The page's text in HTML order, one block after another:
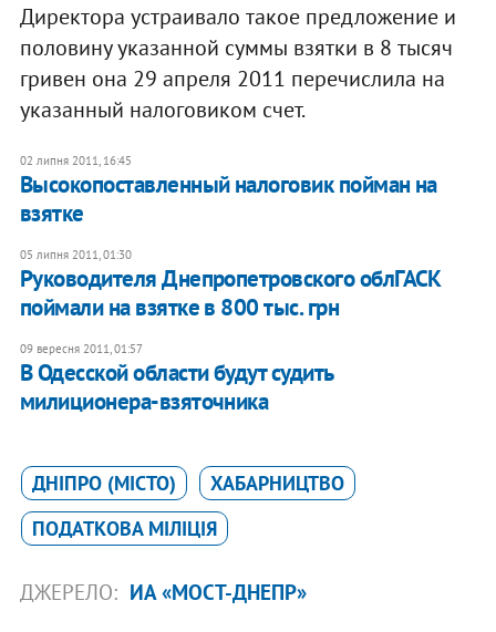
Директора устраивало такое предложение и
половину указанной суммы взятки в 8 тысяч
гривен она 29 апреля 2011 перечислила на
указанный налоговиком счет.
02 липня 2011, 16:45
Высокопоставленный налоговик пойман на
взятке
05 липня 2011, 01:30
Руководителя Днепропетровского облГАСК
поймали на взятке в 800 тыс. грн
09 вересня 2011, 01:57
В Одесской области будут судить
милиционера-взяточника
ДНІПРО (МІСТО)
ХАБАРНИЦТВО
ПОДАТКОВА МІЛІЦІЯ
ДЖЕРЕЛО: ИА «МОСТ-ДНЕПР»